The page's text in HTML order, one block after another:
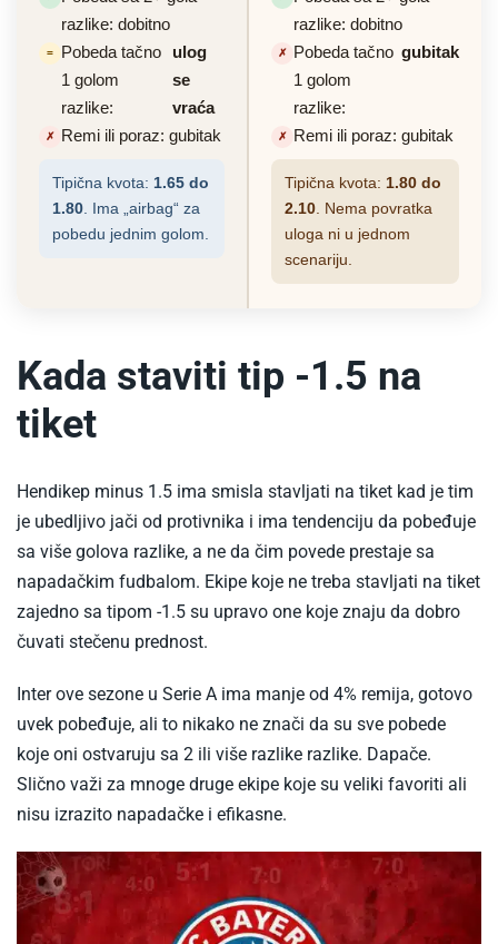
razlike: dobitno
=
Pobeda tačno
1 golom
razlike:
ulog
se
vraća
✗ Remi ili poraz: gubitak
Tipična kvota: 1.65 do
1.80 . Ima „airbag“ za
pobedu jednim golom.
razlike: dobitno
✗
Pobeda tačno
1 golom
razlike:
gubitak
✗ Remi ili poraz: gubitak
Tipična kvota: 1.80 do
2.10 . Nema povratka
uloga ni u jednom
scenariju.
Kada staviti tip -1.5 na
tiket
Hendikep minus 1.5 ima smisla stavljati na tiket kad je tim
je ubedljivo jači od protivnika i ima tendenciju da pobeđuje
sa više golova razlike, a ne da čim povede prestaje sa
napadačkim fudbalom. Ekipe koje ne treba stavljati na tiket
zajedno sa tipom -1.5 su upravo one koje znaju da dobro
čuvati stečenu prednost.
Inter ove sezone u Serie A ima manje od 4% remija, gotovo
uvek pobeđuje, ali to nikako ne znači da su sve pobede
koje oni ostvaruju sa 2 ili više razlike razlike. Dapače.
Slično važi za mnoge druge ekipe koje su veliki favoriti ali
nisu izrazito napadačke i efikasne.